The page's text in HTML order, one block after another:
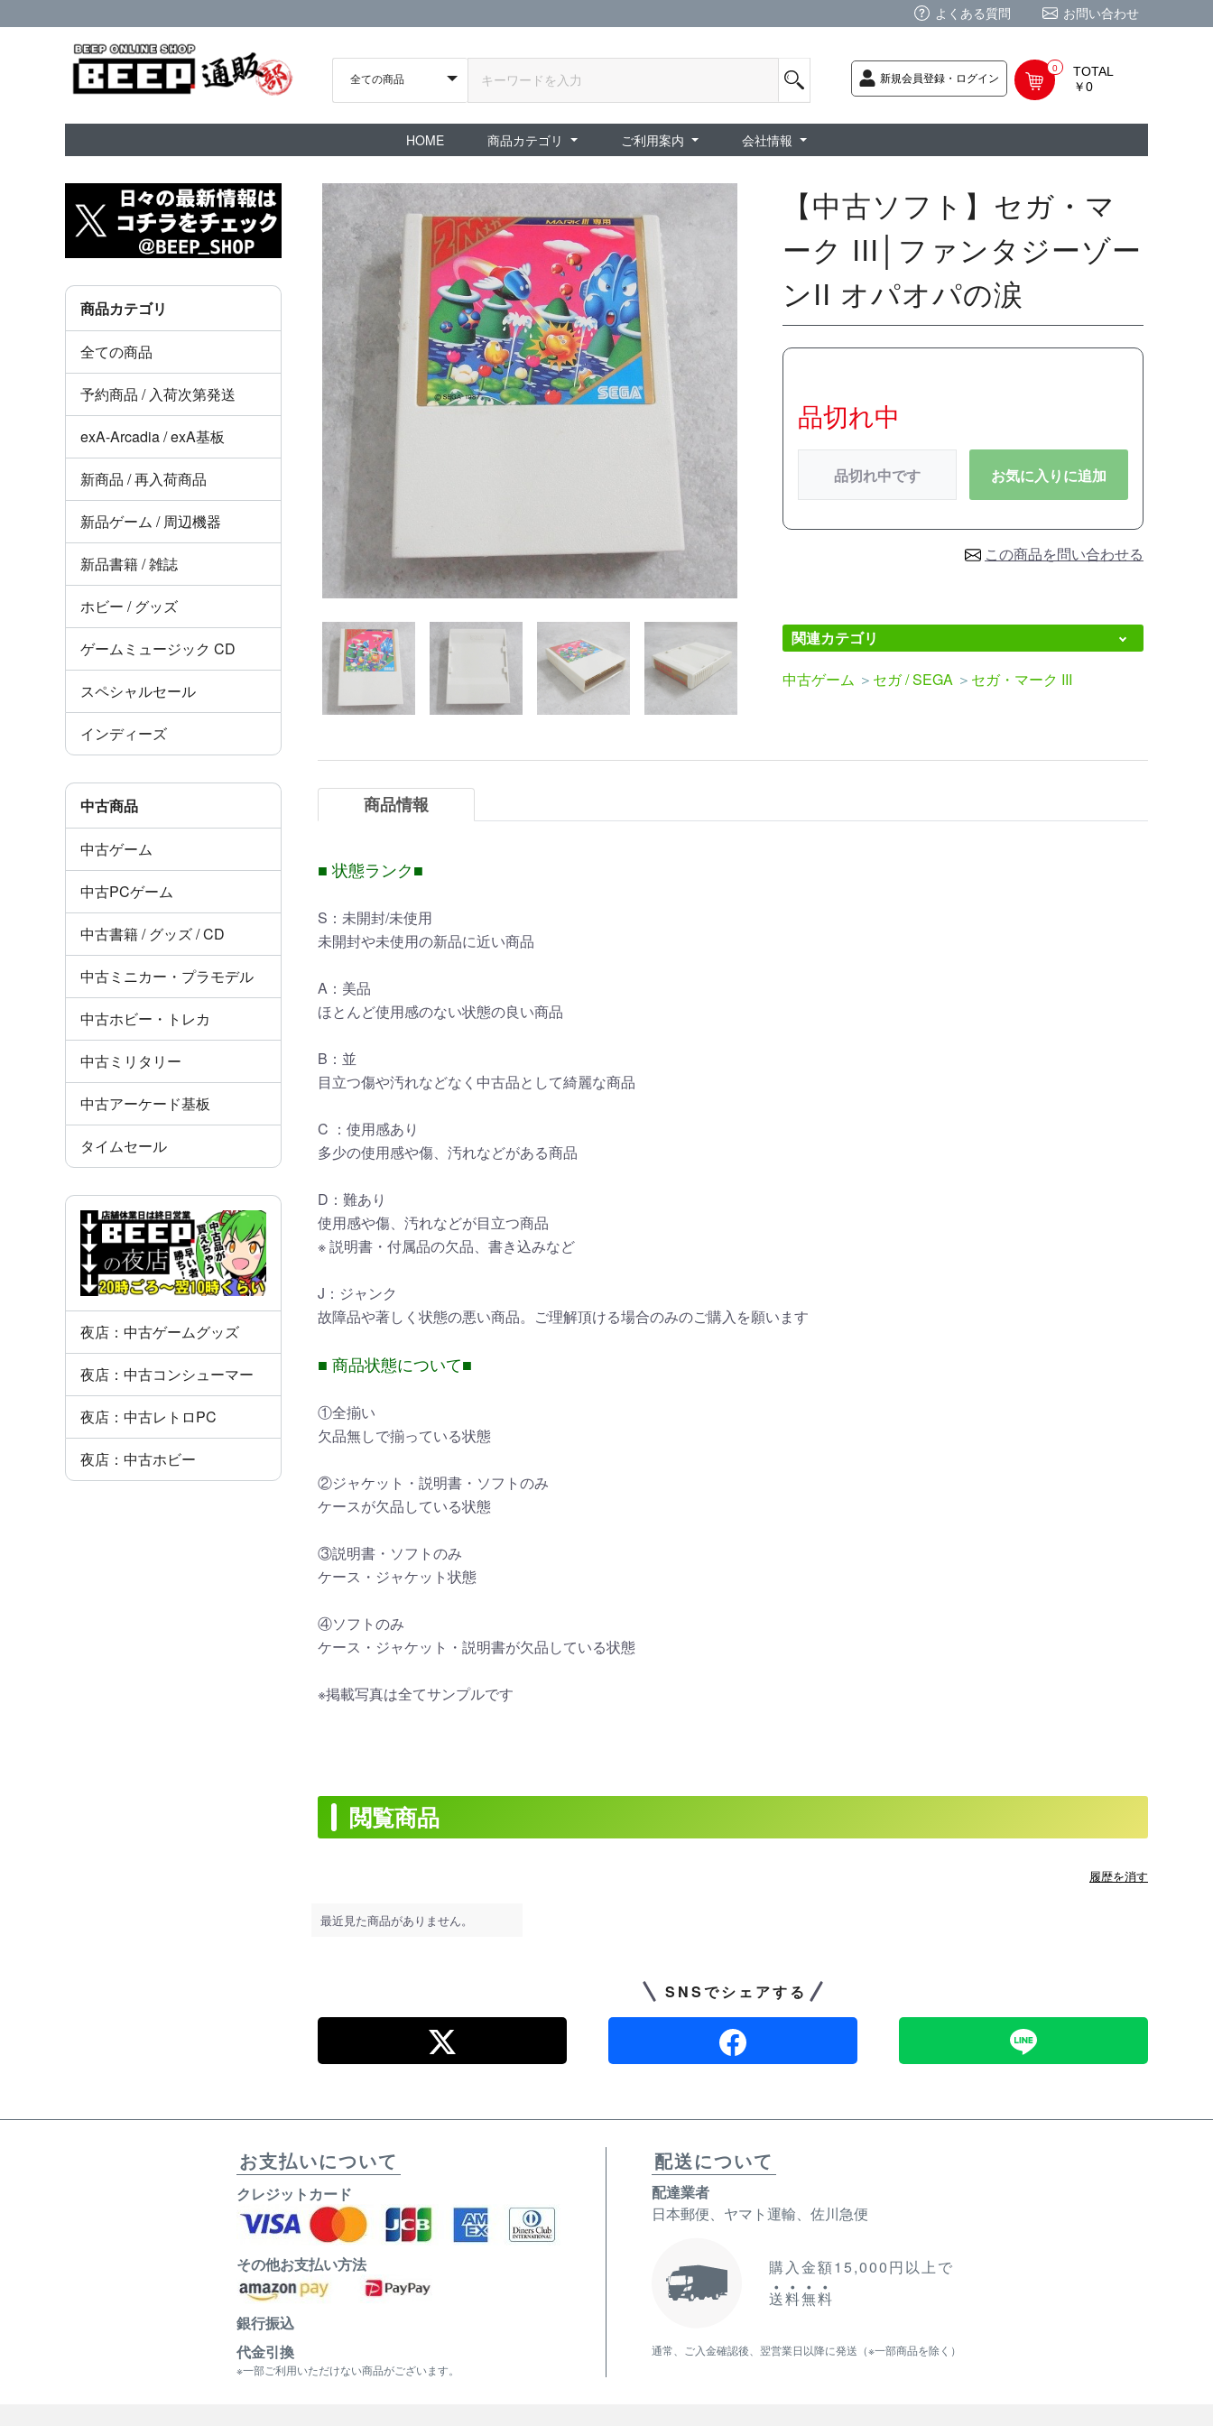
よくある質問 お問い合わせ
新規会員登録・ログイン
0
TOTAL
￥0
HOME
商品カテゴリ
ご利用案内
会社情報
商品カテゴリ
全ての商品
予約商品 / 入荷次第発送
exA-Arcadia / exA基板
新商品 / 再入荷商品
新品ゲーム / 周辺機器
新品書籍 / 雑誌
ホビー / グッズ
ゲームミュージック CD
スペシャルセール
インディーズ
中古商品
中古ゲーム
中古PCゲーム
中古書籍 / グッズ / CD
中古ミニカー・プラモデル
中古ホビー・トレカ
中古ミリタリー
中古アーケード基板
タイムセール
夜店：中古ゲームグッズ
夜店：中古コンシューマー
夜店：中古レトロPC
夜店：中古ホビー
【中古ソフト】セガ・マ
ーク III│ファンタジーゾー
ンII オパオパの涙
品切れ中
品切れ中です お気に入りに追加
この商品を問い合わせる
関連カテゴリ
中古ゲーム ＞ セガ / SEGA ＞ セガ・マーク III
商品情報
■ 状態ランク■
S：未開封/未使用
未開封や未使用の新品に近い商品
A：美品
ほとんど使用感のない状態の良い商品
B：並
目立つ傷や汚れなどなく中古品として綺麗な商品
C ：使用感あり
多少の使用感や傷、汚れなどがある商品
D：難あり
使用感や傷、汚れなどが目立つ商品
※ 説明書・付属品の欠品、書き込みなど
J：ジャンク
故障品や著しく状態の悪い商品。ご理解頂ける場合のみのご購入を願います
■ 商品状態について■
①全揃い
欠品無しで揃っている状態
②ジャケット・説明書・ソフトのみ
ケースが欠品している状態
③説明書・ソフトのみ
ケース・ジャケット状態
④ソフトのみ
ケース・ジャケット・説明書が欠品している状態
※掲載写真は全てサンプルです
閲覧商品
履歴を消す
最近見た商品がありません。
SNSでシェアする
お支払いについて
クレジットカード
その他お支払い方法
銀行振込
代金引換
※一部ご利用いただけない商品がございます。
配送について
配達業者
日本郵便、ヤマト運輸、佐川急便
購入金額15,000円以上で
送料無料
通常、ご入金確認後、翌営業日以降に発送（※一部商品を除く）